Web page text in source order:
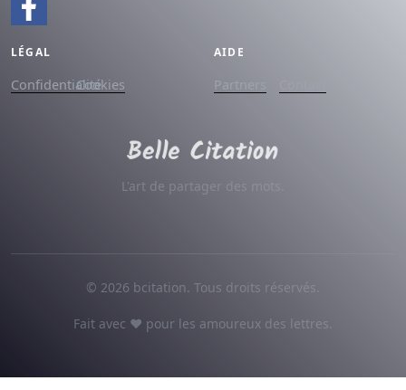
LÉGAL
ConfidentialitéCookies
AIDE
Partners
L'art de partager des mots.
© 2026 bcitation. Tous droits réservés.
Fait avec ♥ pour les amoureux des lettres.